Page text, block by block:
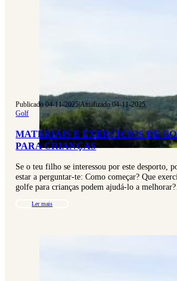
Publicado 04-11-2025|Atualizado 04-11-2025
Golf
MATERIAIS E EXERCÍCIOS DE
PARA CRIANÇAS
Se o teu filho se interessou por este desporto,
estar a perguntar-te: Como começar? Que
golfe para crianças podem ajudá-lo a
Ler mais